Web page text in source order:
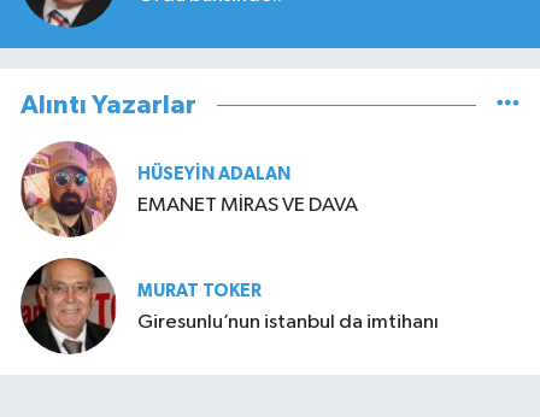
Alıntı Yazarlar
HÜSEYIN ADALAN
EMANET MİRAS VE DAVA
MURAT TOKER
Giresunlu’nun istanbul da imtihanı